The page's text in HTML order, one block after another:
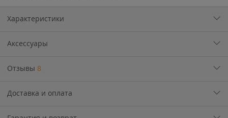
Характеристики
Аксессуары
Отзывы 8
Доставка и оплата